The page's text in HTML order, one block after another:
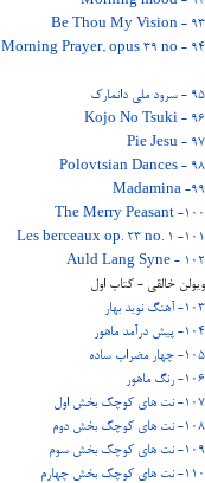
درس 94 - Morning Prayer, opus 39 no
خالقی - کتاب اول